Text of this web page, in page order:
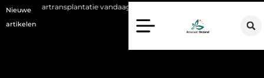
Nieuwe
artikelen
vandaag de dag kan betekenen